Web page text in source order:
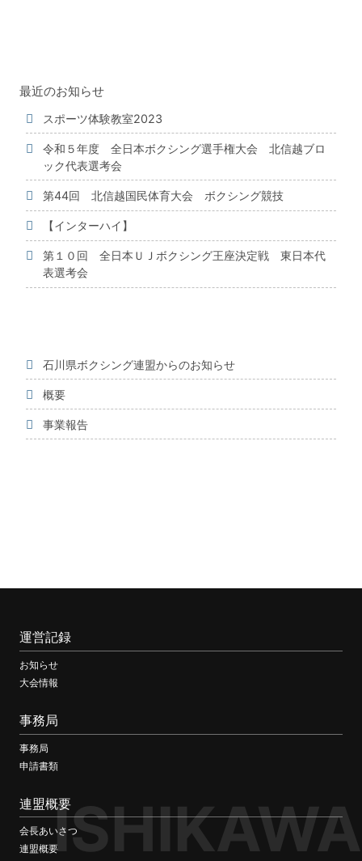
最近のお知らせ
スポーツ体験教室2023
令和５年度 全日本ボクシング選手権大会 北信越ブロ
ック代表選考会
第44回 北信越国民体育大会 ボクシング競技
【インターハイ】
第１０回 全日本ＵＪボクシング王座決定戦 東日本代
表選考会
石川県ボクシング連盟からのお知らせ
概要
事業報告
ISHIKAWA
運営記録
お知らせ
大会情報
事務局
事務局
申請書類
連盟概要
会長あいさつ
連盟概要